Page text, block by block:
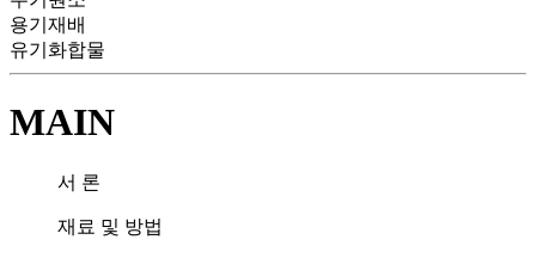
용기재배
유기화합물
MAIN
서 론
재료 및 방법